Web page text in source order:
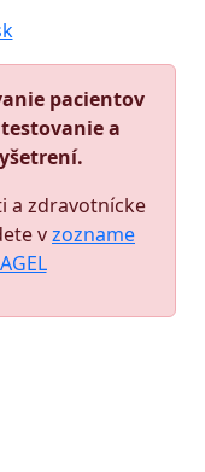
pacientov
a
a zdravotnícke
vzozname